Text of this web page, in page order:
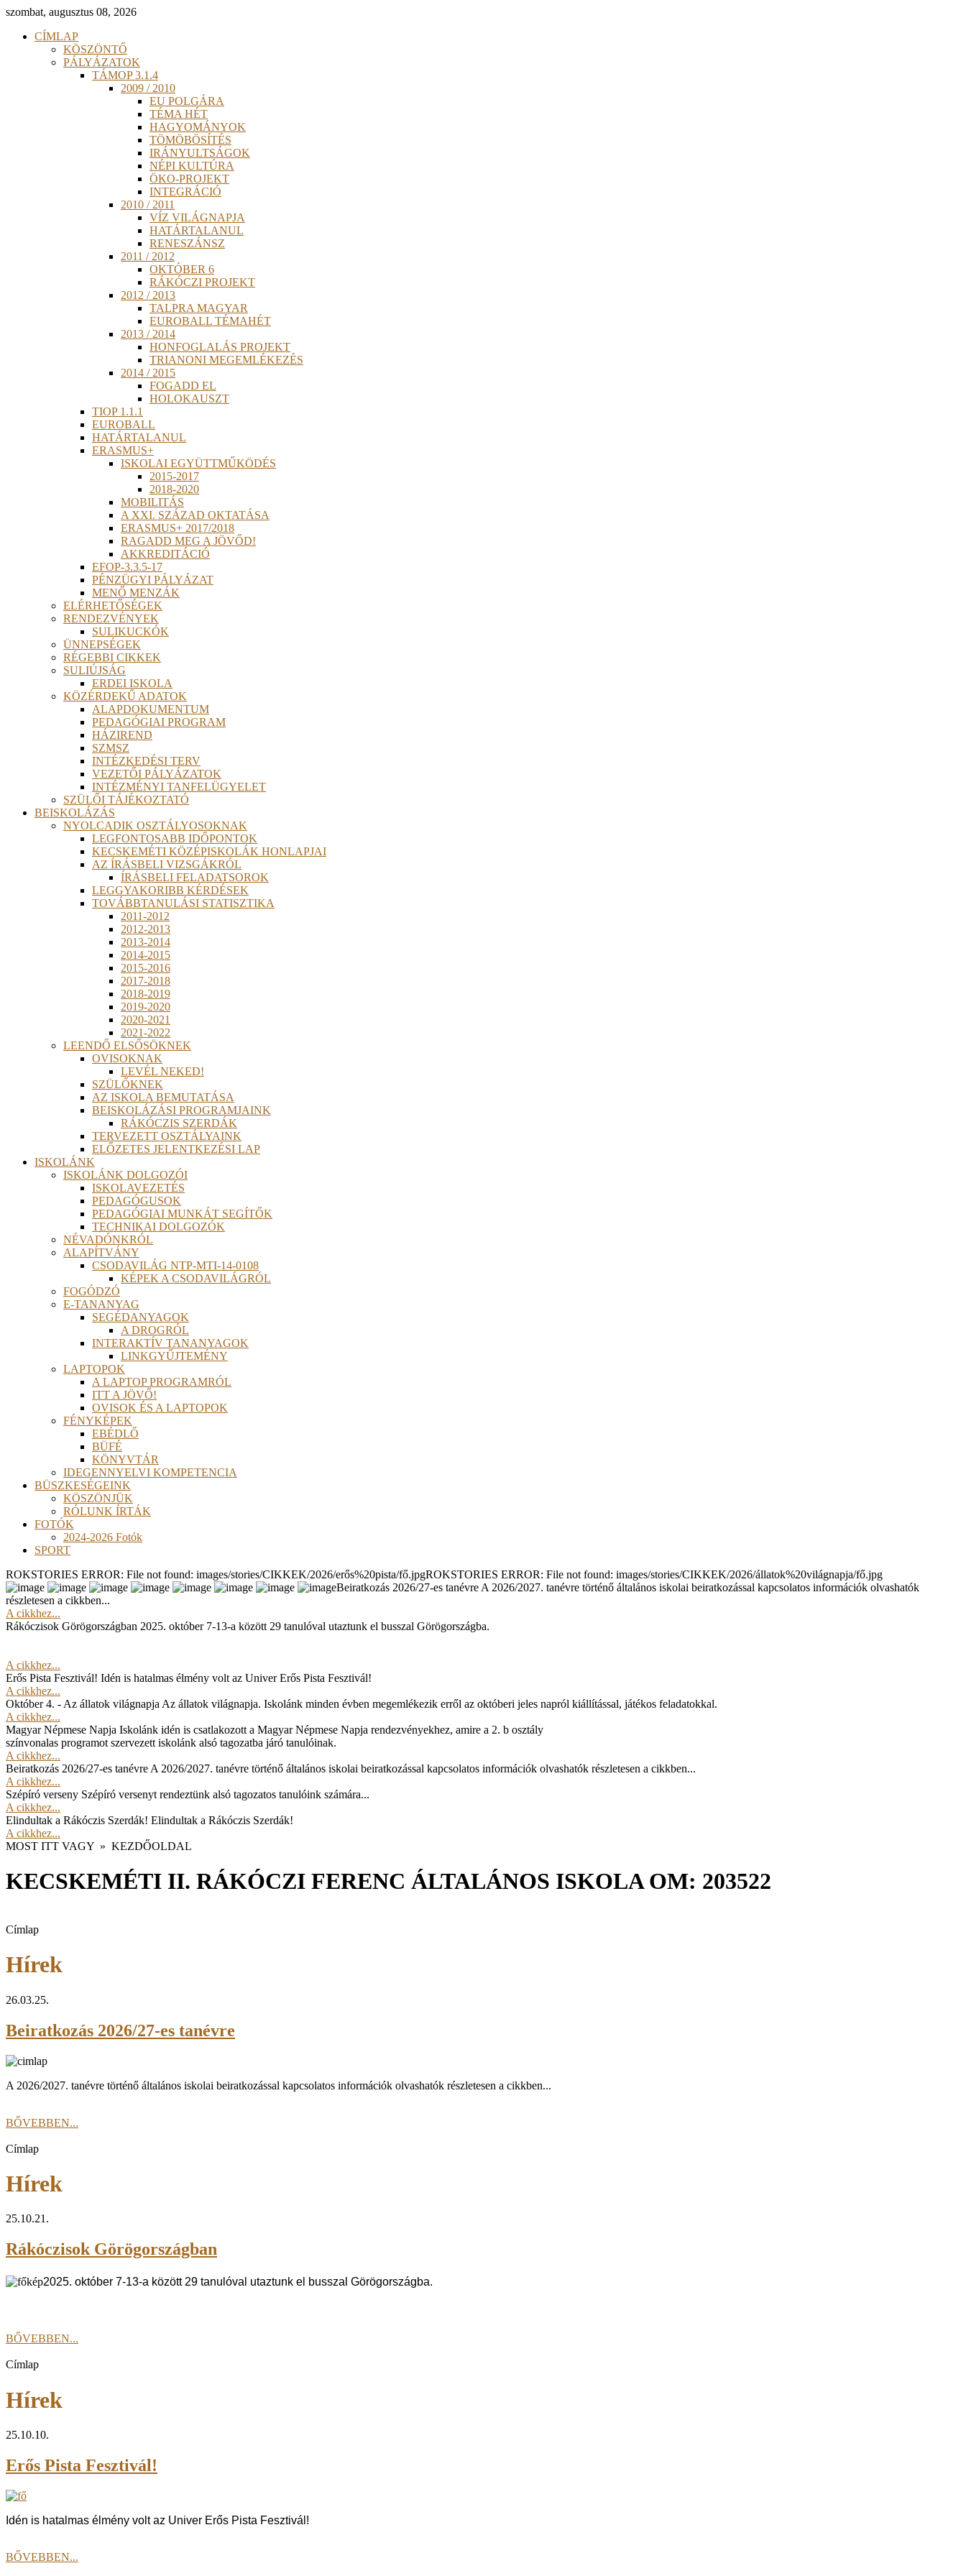
szombat, augusztus 08, 2026
CÍMLAP
KÖSZÖNTŐ
PÁLYÁZATOK
TÁMOP 3.1.4
2009 / 2010
EU POLGÁRA
TÉMA HÉT
HAGYOMÁNYOK
TÖMÖBÖSÍTÉS
IRÁNYULTSÁGOK
NÉPI KULTÚRA
ÖKO-PROJEKT
INTEGRÁCIÓ
2010 / 2011
VÍZ VILÁGNAPJA
HATÁRTALANUL
RENESZÁNSZ
2011 / 2012
OKTÓBER 6
RÁKÓCZI PROJEKT
2012 / 2013
TALPRA MAGYAR
EUROBALL TÉMAHÉT
2013 / 2014
HONFOGLALÁS PROJEKT
TRIANONI MEGEMLÉKEZÉS
2014 / 2015
FOGADD EL
HOLOKAUSZT
TIOP 1.1.1
EUROBALL
HATÁRTALANUL
ERASMUS+
ISKOLAI EGYÜTTMŰKÖDÉS
2015-2017
2018-2020
MOBILITÁS
A XXI. SZÁZAD OKTATÁSA
ERASMUS+ 2017/2018
RAGADD MEG A JÖVŐD!
AKKREDITÁCIÓ
EFOP-3.3.5-17
PÉNZÜGYI PÁLYÁZAT
MENŐ MENZÁK
ELÉRHETŐSÉGEK
RENDEZVÉNYEK
SULIKUCKÓK
ÜNNEPSÉGEK
RÉGEBBI CIKKEK
SULIÚJSÁG
ERDEI ISKOLA
KÖZÉRDEKŰ ADATOK
ALAPDOKUMENTUM
PEDAGÓGIAI PROGRAM
HÁZIREND
SZMSZ
INTÉZKEDÉSI TERV
VEZETŐI PÁLYÁZATOK
INTÉZMÉNYI TANFELÜGYELET
SZÜLŐI TÁJÉKOZTATÓ
BEISKOLÁZÁS
NYOLCADIK OSZTÁLYOSOKNAK
LEGFONTOSABB IDŐPONTOK
KECSKEMÉTI KÖZÉPISKOLÁK HONLAPJAI
AZ ÍRÁSBELI VIZSGÁKRÓL
ÍRÁSBELI FELADATSOROK
LEGGYAKORIBB KÉRDÉSEK
TOVÁBBTANULÁSI STATISZTIKA
2011-2012
2012-2013
2013-2014
2014-2015
2015-2016
2017-2018
2018-2019
2019-2020
2020-2021
2021-2022
LEENDŐ ELSŐSÖKNEK
OVISOKNAK
LEVÉL NEKED!
SZÜLŐKNEK
AZ ISKOLA BEMUTATÁSA
BEISKOLÁZÁSI PROGRAMJAINK
RÁKÓCZIS SZERDÁK
TERVEZETT OSZTÁLYAINK
ELŐZETES JELENTKEZÉSI LAP
ISKOLÁNK
ISKOLÁNK DOLGOZÓI
ISKOLAVEZETÉS
PEDAGÓGUSOK
PEDAGÓGIAI MUNKÁT SEGÍTŐK
TECHNIKAI DOLGOZÓK
NÉVADÓNKRÓL
ALAPÍTVÁNY
CSODAVILÁG NTP-MTI-14-0108
KÉPEK A CSODAVILÁGRÓL
FOGÓDZÓ
E-TANANYAG
SEGÉDANYAGOK
A DROGRÓL
INTERAKTÍV TANANYAGOK
LINKGYŰJTEMÉNY
LAPTOPOK
A LAPTOP PROGRAMRÓL
ITT A JÖVŐ!
OVISOK ÉS A LAPTOPOK
FÉNYKÉPEK
EBÉDLŐ
BÜFÉ
KÖNYVTÁR
IDEGENNYELVI KOMPETENCIA
BÜSZKESÉGEINK
KÖSZÖNJÜK
RÓLUNK ÍRTÁK
FOTÓK
2024-2026 Fotók
SPORT
ROKSTORIES ERROR: File not found: images/stories/CIKKEK/2026/erős%20pista/fő.jpgROKSTORIES ERROR: File not found: images/stories/CIKKEK/2026/állatok%20világnapja/fő.jpg
Beiratkozás 2026/27-es tanévre A 2026/2027. tanévre történő általános iskolai beiratkozással kapcsolatos információk olvashatók
részletesen a cikkben...
A cikkhez...
Rákóczisok Görögországban 2025. október 7-13-a között 29 tanulóval utaztunk el busszal Görögországba.
A cikkhez...
Erős Pista Fesztivál! Idén is hatalmas élmény volt az Univer Erős Pista Fesztivál!
A cikkhez...
Október 4. - Az állatok világnapja Az állatok világnapja. Iskolánk minden évben megemlékezik erről az októberi jeles napról kiállítással, játékos feladatokkal.
A cikkhez...
Magyar Népmese Napja Iskolánk idén is csatlakozott a Magyar Népmese Napja rendezvényekhez, amire a 2. b osztály
színvonalas programot szervezett iskolánk alsó tagozatba járó tanulóinak.
A cikkhez...
Beiratkozás 2026/27-es tanévre A 2026/2027. tanévre történő általános iskolai beiratkozással kapcsolatos információk olvashatók részletesen a cikkben...
A cikkhez...
Szépíró verseny Szépíró versenyt rendeztünk alsó tagozatos tanulóink számára...
A cikkhez...
Elindultak a Rákóczis Szerdák! Elindultak a Rákóczis Szerdák!
A cikkhez...
MOST ITT VAGY » KEZDŐOLDAL
KECSKEMÉTI II. RÁKÓCZI FERENC ÁLTALÁNOS ISKOLA OM: 203522
Címlap
Hírek
26.03.25.
Beiratkozás 2026/27-es tanévre
A 2026/2027. tanévre történő általános iskolai beiratkozással kapcsolatos információk olvashatók részletesen a cikkben...
BŐVEBBEN...
Címlap
Hírek
25.10.21.
Rákóczisok Görögországban
2025. október 7-13-a között 29 tanulóval utaztunk el busszal Görögországba.
BŐVEBBEN...
Címlap
Hírek
25.10.10.
Erős Pista Fesztivál!
Idén is hatalmas élmény volt az Univer Erős Pista Fesztivál!
BŐVEBBEN...